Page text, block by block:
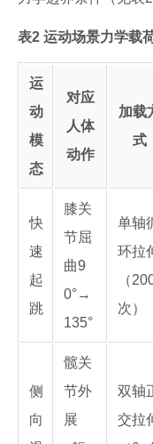
表2 运动场景力学载
运
动
模
态
对应
人体
动作
加载
式
快
速
起
跳
膝关
节屈
曲9
0°→
135°
单轴
环拉
（
次）
侧
向
髋关
节外
展
双轴
交拉